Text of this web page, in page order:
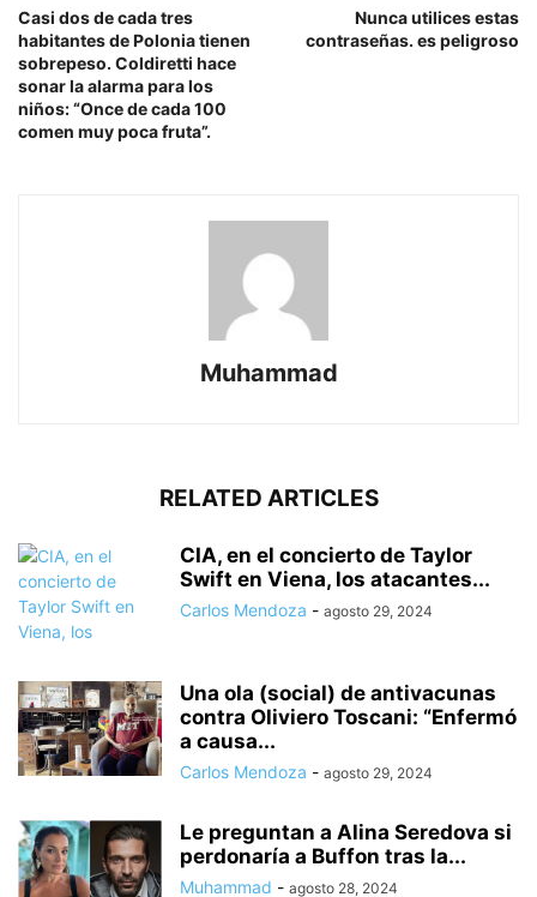
Casi dos de cada tres
habitantes de Polonia tienen
sobrepeso. Coldiretti hace
sonar la alarma para los
niños: “Once de cada 100
comen muy poca fruta”.
Nunca utilices estas
contraseñas. es peligroso
Muhammad
RELATED ARTICLES
CIA, en el concierto de Taylor
Swift en Viena, los atacantes...
Carlos Mendoza - agosto 29, 2024
Una ola (social) de antivacunas
contra Oliviero Toscani: “Enfermó
a causa...
Carlos Mendoza - agosto 29, 2024
Le preguntan a Alina Seredova si
perdonaría a Buffon tras la...
Muhammad - agosto 28, 2024